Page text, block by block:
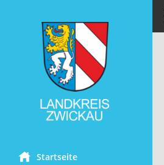
Startseite